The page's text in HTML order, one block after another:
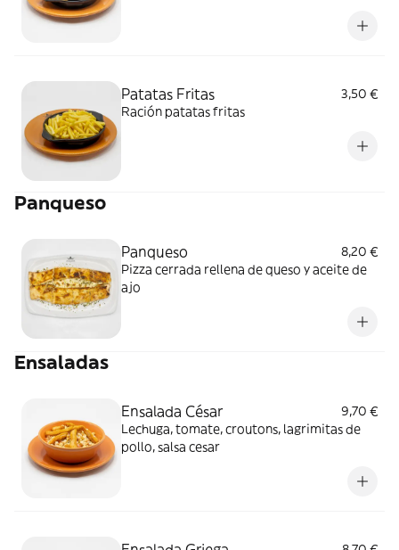
Patatas Fritas
3,50 €
Ración patatas fritas
Panqueso
Panqueso
8,20 €
Pizza cerrada rellena de queso y aceite de
ajo
Ensaladas
Ensalada César
9,70 €
Lechuga, tomate, croutons, lagrimitas de
pollo, salsa cesar